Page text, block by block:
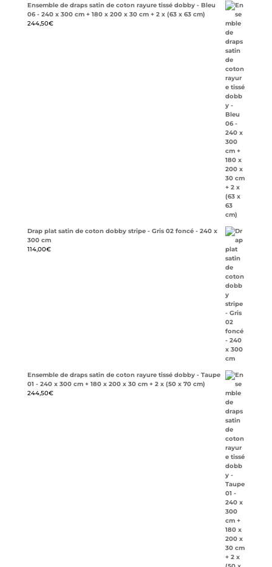
Ensemble de draps satin de coton rayure tissé dobby - Bleu
06 - 240 x 300 cm + 180 x 200 x 30 cm + 2 x (63 x 63 cm)
244,50€
Drap plat satin de coton dobby stripe - Gris 02 foncé - 240 x
300 cm
114,00€
Ensemble de draps satin de coton rayure tissé dobby - Taupe
01 - 240 x 300 cm + 180 x 200 x 30 cm + 2 x (50 x 70 cm)
244,50€